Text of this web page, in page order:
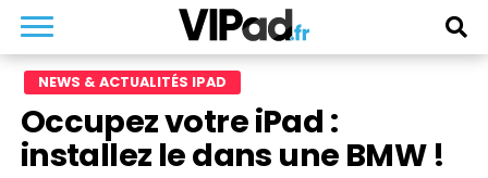
NEWS & ACTUALITÉS IPAD
Occupez votre iPad :
installez le dans une BMW !